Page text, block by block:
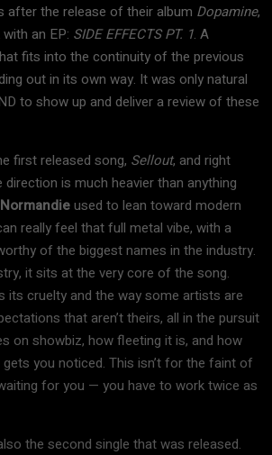
after the release of their album Dopamine,
an EP: SIDE EFFECTS PT. 1. A
fits into the continuity of the previous
out in its own way. It was only natural
to show up and deliver a review of these
first released song, Sellout, and right
direction is much heavier than anything
Normandieused to lean toward modern
really feel that full metal vibe, with a
of the biggest names in the industry.
it sits at the very core of the song.
its cruelty and the way some artists are
that aren’t theirs, all in the pursuit
on showbiz, how fleeting it is, and how
you noticed. This isn’t for the faint of
for you — you have to work twice as
the second single that was released.